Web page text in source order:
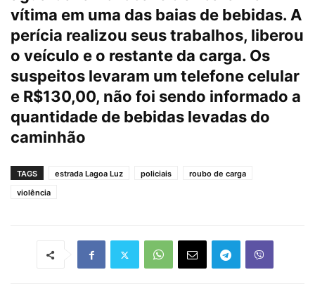
vítima em uma das baias de bebidas. A
perícia realizou seus trabalhos, liberou
o veículo e o restante da carga. Os
suspeitos levaram um telefone celular
e R$130,00, não foi sendo informado a
quantidade de bebidas levadas do
caminhão
TAGS estrada Lagoa Luz policiais
roubo de carga
violência